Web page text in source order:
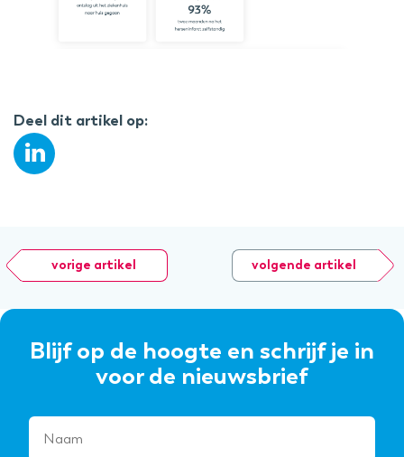
Deel dit artikel op:
vorige artikel volgende artikel
Blijf op de hoogte en schrijf je in
voor de nieuwsbrief